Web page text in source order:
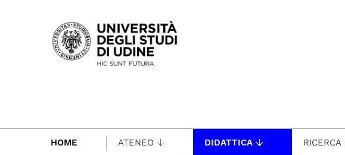
Passa al contenuto principale
HOME ATENEO DIDATTICA RICERCA